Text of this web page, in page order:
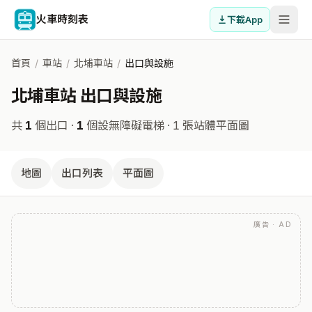
火車時刻表 下載App
首頁 / 車站 / 北埔車站 / 出口與設施
北埔車站 出口與設施
共 1 個出口 · 1 個設無障礙電梯 · 1 張站體平面圖
地圖 出口列表 平面圖
廣告 · AD